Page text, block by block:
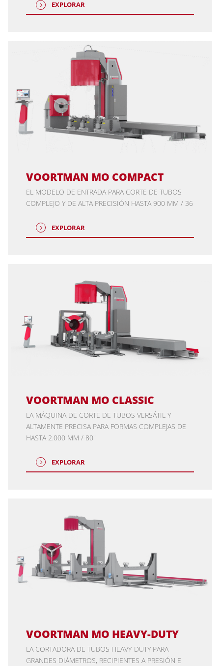
EXPLORAR
VOORTMAN MO COMPACT
EL MODELO DE ENTRADA PARA CORTE DE TUBOS
COMPLEJO Y DE ALTA PRECISIÓN HASTA 900 MM / 36
EXPLORAR
VOORTMAN MO CLASSIC
LA MÁQUINA DE CORTE DE TUBOS VERSÁTIL Y
ALTAMENTE PRECISA PARA FORMAS COMPLEJAS DE
HASTA 2.000 MM / 80"
EXPLORAR
VOORTMAN MO HEAVY-DUTY
LA CORTADORA DE TUBOS HEAVY-DUTY PARA
GRANDES DIÁMETROS, RECIPIENTES A PRESIÓN E